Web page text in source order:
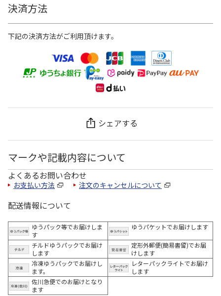
決済方法
下記の決済方法がご利用頂けます。
シェアする
マークや記載内容について
よくあるお問い合わせ
お支払い方法 注文のキャンセルについて
配送情報について
ゆうパック等でお届けしま
す
ゆうパケットでお届けします
チルドゆうパックでお届け
します
定形外郵便(簡易書留)でお届
けします
冷凍ゆうパックでお届けし
ます。
レターパックライトでお届け
します
佐川急便でのお届けとなり
ます